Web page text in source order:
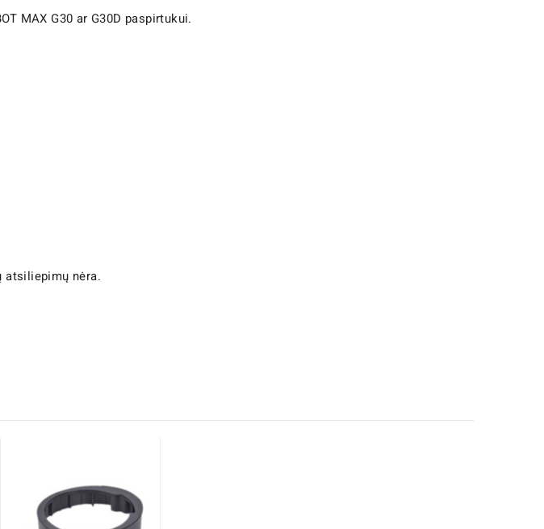
MAX G30 ar G30D paspirtukui.
atsiliepimų nėra.